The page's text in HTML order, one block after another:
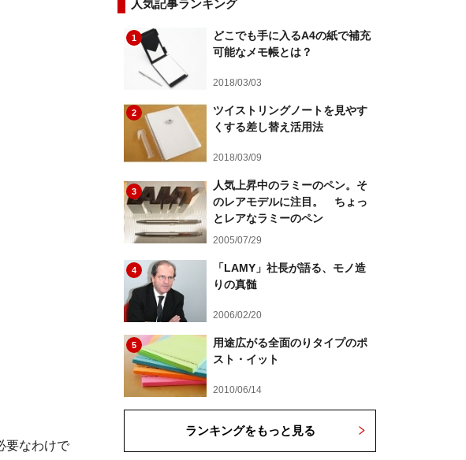
要なわけで
人気記事ランキング
1
どこでも手に入るA4の紙で補充
可能なメモ帳とは？
2018/03/03
2
ツイストリングノートを見やす
くする差し替え活用法
2018/03/09
3
人気上昇中のラミーのペン。そ
のレアモデルに注目。 ちょっ
とレアなラミーのペン
2005/07/29
4
「LAMY」社長が語る、モノ造
りの真髄
2006/02/20
5
用途広がる全面のりタイプのポ
スト・イット
2010/06/14
ランキングをもっと見る